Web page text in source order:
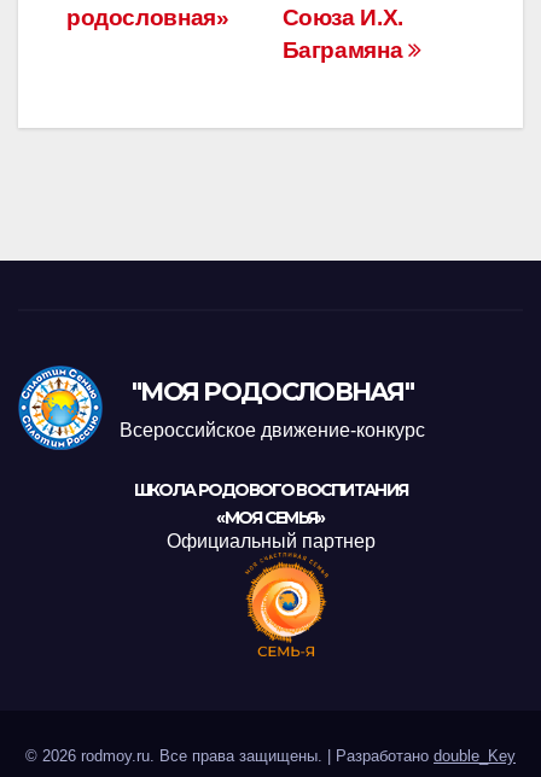
Союза И.Х.
Баграмяна
родословная»
"МОЯ РОДОСЛОВНАЯ"
Всероссийское движение-конкурс
ШКОЛА РОДОВОГО ВОСПИТАНИЯ
«МОЯ СЕМЬЯ»
Официальный партнер
© 2026 rodmoy.ru. Все права защищены. Разработано double_Key